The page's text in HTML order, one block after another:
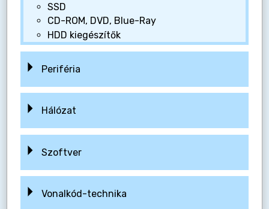
SSD
CD-ROM, DVD, Blue-Ray
HDD kiegészítők
Periféria
Hálózat
Szoftver
Vonalkód-technika